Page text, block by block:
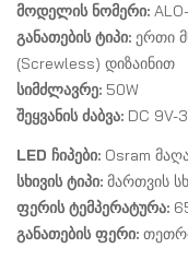
მოდელის ნომერი:
განათების ტიპი: ერთი
(Screwless) დიზაინით
სიმძლავრე: 50W
შეყვანის ძაბვა: DC 9V-
LED ჩიპები: Osram
სხივის ტიპი: მართვის
ფერის ტემპერატურა:
განათების ფერი: